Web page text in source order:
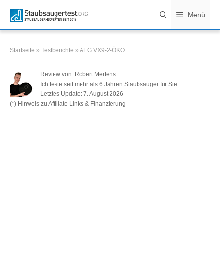
Inhalt
springen
Menü
Startseite » Testberichte » AEG VX9-2-ÖKO
Review von: Robert Mertens
Ich teste seit mehr als 6 Jahren Staubsauger für Sie.
Letztes Update: 7. August 2026
(*) Hinweis zu Affiliate Links & Finanzierung